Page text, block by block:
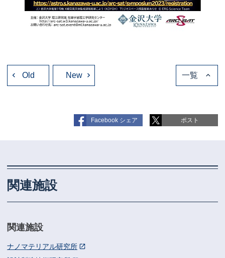
投
Old New 一覧
Facebook シェア ポスト
関連施設
関連施設
ナノマテリアル研究所